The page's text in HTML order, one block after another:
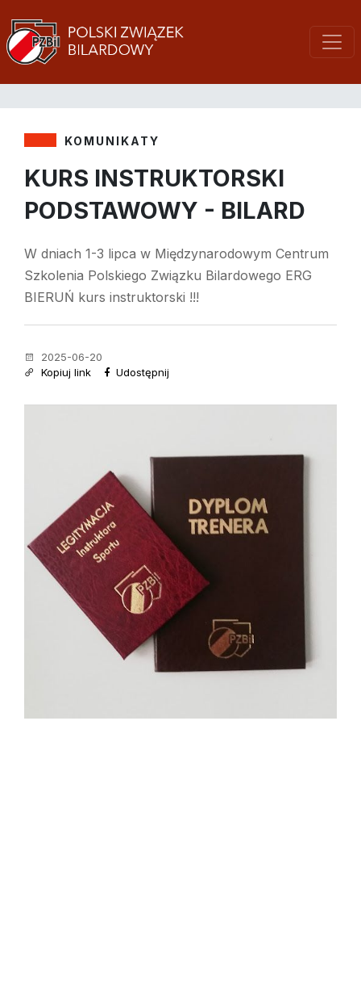
KOMUNIKATY
KURS INSTRUKTORSKI
PODSTAWOWY - BILARD
W dniach 1-3 lipca w Międzynarodowym Centrum
Szkolenia Polskiego Związku Bilardowego ERG
BIERUŃ kurs instruktorski !!!
2025-06-20
Kopiuj link
Udostępnij